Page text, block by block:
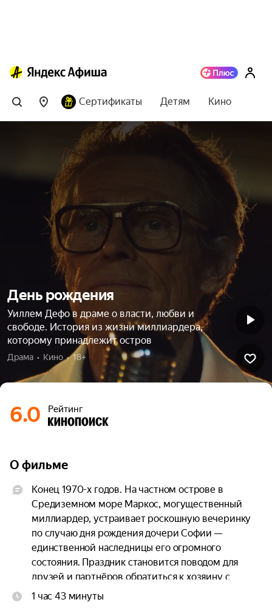
Сертификаты Детям Кино
День рождения
Уиллем Дефо в драме о власти, любви и
свободе. История из жизни миллиардера,
которому принадлежит остров
Драма  •  Кино  •  18+
6.0 Рейтинг
О фильме
Конец 1970-х годов. На частном острове в
Средиземном море Маркос, могущественный
миллиардер, устраивает роскошную вечеринку
по случаю дня рождения дочери Софии —
единственной наследницы его огромного
состояния. Праздник становится поводом для
друзей и партнёров обратиться к хозяину с
просьбами и решить за его счёт свои проблемы.
1 час 43 минуты